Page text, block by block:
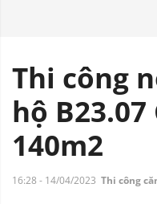
Thi công
hộ
140m2
16:28 - 14/04/2023 Thi công